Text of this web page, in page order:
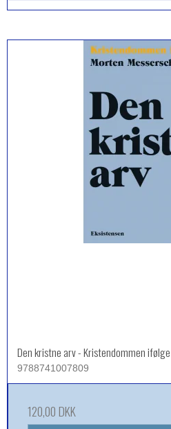
Den kristne arv - Kristendommen
9788741007809
120,00 DKK